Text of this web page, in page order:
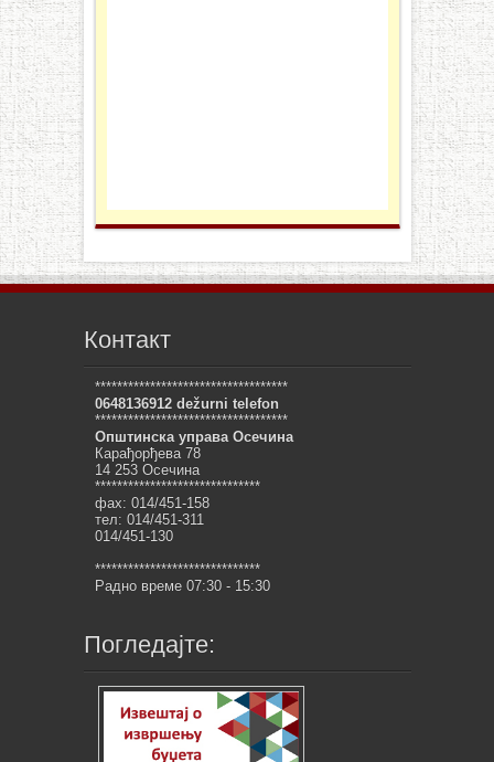
Контакт
***********************************
0648136912 dežurni telefon
***********************************
Општинска управа Осечина
Карађорђева 78
14 253 Осечина
******************************
фах: 014/451-158
тел: 014/451-311
014/451-130
******************************
Радно време 07:30 - 15:30
Погледајте: